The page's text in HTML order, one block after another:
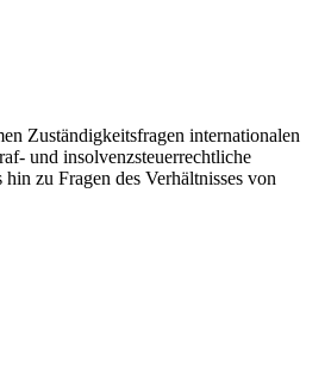
Zuständigkeitsfragen internationalen
und insolvenzsteuerrechtliche
zu Fragen des Verhältnisses von